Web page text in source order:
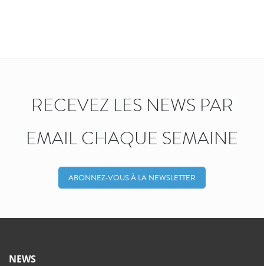
RECEVEZ LES NEWS PAR
EMAIL CHAQUE SEMAINE
ABONNEZ-VOUS À LA NEWSLETTER
NEWS